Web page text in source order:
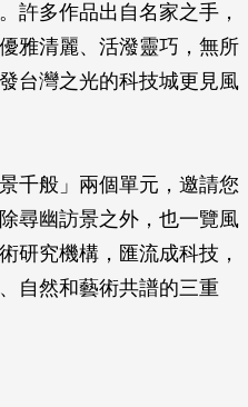
許多作品出自名家之手，
雅清麗、活潑靈巧，無所
台灣之光的科技城更見風
千般」兩個單元，邀請您
尋幽訪景之外，也一覽風
研究機構，匯流成科技，
自然和藝術共譜的三重